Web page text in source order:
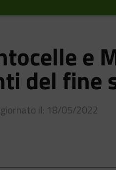
e
del fine
il: 18/05/2022